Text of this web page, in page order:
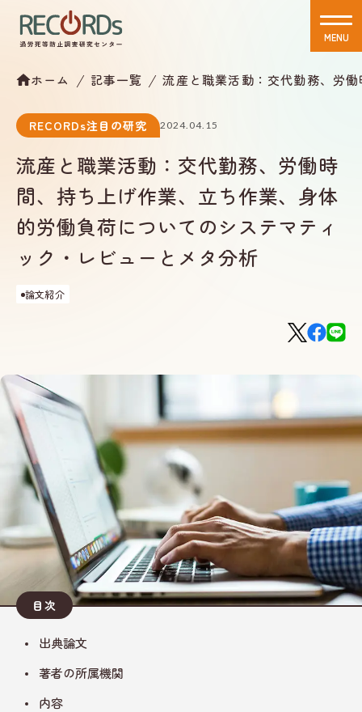
MENU
ホーム 記事一覧 流産と職業活動：交代勤務、労
RECORDs注目の研究 2024.04.15
流産と職業活動：交代勤務、労働時
間、持ち上げ作業、立ち作業、身体
的労働負荷についてのシステマティ
ック・レビューとメタ分析
論文紹介
目次
出典論文
著者の所属機関
内容